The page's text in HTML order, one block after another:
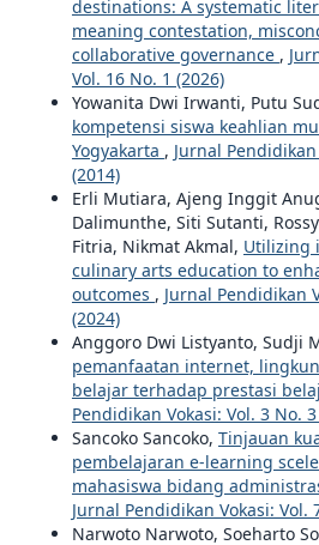
destinations: A systematic
meaning contestation,
collaborative governance ,
Vol. 16 No. 1 (2026)
Yowanita Dwi Irwanti, Putu
kompetensi siswa keahlian
Yogyakarta , Jurnal
(2014)
Erli Mutiara, Ajeng Inggit
Dalimunthe, Siti Sutanti,
Fitria, Nikmat Akmal, Utilizing
culinary arts education to
outcomes , Jurnal Pendidikan
(2024)
Anggoro Dwi Listyanto, Sudji
pemanfaatan internet,
belajar terhadap prestasi
Pendidikan Vokasi: Vol. 3 No.
Sancoko Sancoko, Tinjauan
pembelajaran e-learning
mahasiswa bidang
Jurnal Pendidikan Vokasi: Vol.
Narwoto Narwoto, Soeharto